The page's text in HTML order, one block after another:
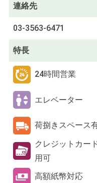
連絡先
03-3563-6471
特長
24時間営業
エレベーター
荷捌きスペース
クレジットカー
用可
高額紙幣対応